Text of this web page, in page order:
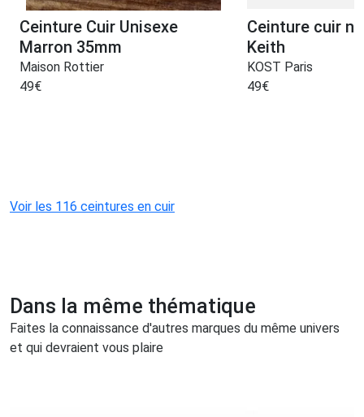
Ceinture Cuir Unisexe
Marron 35mm
Maison Rottier
49€
Ceinture cuir
Keith
KOST Paris
49€
Voir les 116 ceintures en cuir
Dans la même thématique
Faites la connaissance d'autres marques du même univers
et qui devraient vous plaire